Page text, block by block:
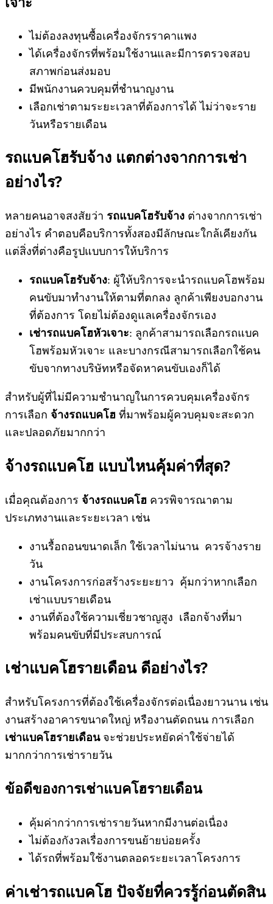
ไม่ต้องลงทุนซื้อเครื่องจักรราคาแพง
ได้เครื่องจักรที่พร้อมใช้งานและมีการตรวจสอบ
สภาพก่อนส่งมอบ
มีพนักงานควบคุมที่ชำนาญงาน
เลือกเช่าตามระยะเวลาที่ต้องการได้ ไม่ว่าจะราย
วันหรือรายเดือน
รถแบคโฮรับจ้าง แตกต่างจากการเช่า
อย่างไร?
หลายคนอาจสงสัยว่า รถแบคโฮรับจ้าง ต่างจากการเช่า
อย่างไร คำตอบคือบริการทั้งสองมีลักษณะใกล้เคียงกัน
แต่สิ่งที่ต่างคือรูปแบบการให้บริการ
รถแบคโฮรับจ้าง: ผู้ให้บริการจะนำรถแบคโฮพร้อม
คนขับมาทำงานให้ตามที่ตกลง ลูกค้าเพียงบอกงาน
ที่ต้องการ โดยไม่ต้องดูแลเครื่องจักรเอง
เช่ารถแบคโฮหัวเจาะ: ลูกค้าสามารถเลือกรถแบค
โฮพร้อมหัวเจาะ และบางกรณีสามารถเลือกใช้คน
ขับจากทางบริษัทหรือจัดหาคนขับเองก็ได้
สำหรับผู้ที่ไม่มีความชำนาญในการควบคุมเครื่องจักร
การเลือก จ้างรถแบคโฮ ที่มาพร้อมผู้ควบคุมจะสะดวก
และปลอดภัยมากกว่า
จ้างรถแบคโฮ แบบไหนคุ้มค่าที่สุด?
เมื่อคุณต้องการ จ้างรถแบคโฮ ควรพิจารณาตาม
ประเภทงานและระยะเวลา เช่น
งานรื้อถอนขนาดเล็ก ใช้เวลาไม่นาน ควรจ้างราย
วัน
งานโครงการก่อสร้างระยะยาว คุ้มกว่าหากเลือก
เช่าแบบรายเดือน
งานที่ต้องใช้ความเชี่ยวชาญสูง เลือกจ้างที่มา
พร้อมคนขับที่มีประสบการณ์
เช่าแบคโฮรายเดือนดีอย่างไร?
สำหรับโครงการที่ต้องใช้เครื่องจักรต่อเนื่องยาวนาน เช่น
งานสร้างอาคารขนาดใหญ่ หรืองานตัดถนน การเลือก
เช่าแบคโฮรายเดือนจะช่วยประหยัดค่าใช้จ่ายได้
มากกว่าการเช่ารายวัน
ข้อดีของการเช่าแบคโฮรายเดือน
คุ้มค่ากว่าการเช่ารายวันหากมีงานต่อเนื่อง
ไม่ต้องกังวลเรื่องการขนย้ายบ่อยครั้ง
ได้รถที่พร้อมใช้งานตลอดระยะเวลาโครงการ
ค่าเช่ารถแบคโฮ ปัจจัยที่ควรรู้ก่อนตัดสิน